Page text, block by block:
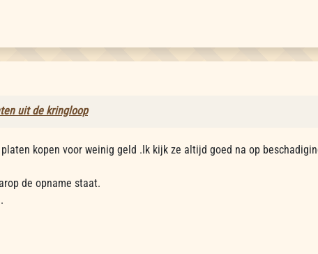
uit de kringloop
kopen voor weinig geld .Ik kijk ze altijd goed na op
de opname staat.